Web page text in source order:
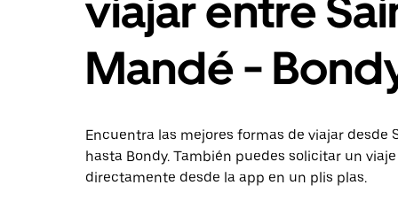
Mandé -
Encuentra las mejores formas de viajar desde
hasta Bondy. También puedes solicitar un viaje
directamente desde la app en un plis plas.